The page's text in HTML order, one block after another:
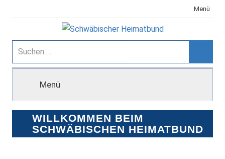
Inhalt
Menü
Schwäbischer
Heimatbund
Suchen
nach:
Menü
WILLKOMMEN BEIM
SCHWÄBISCHEN HEIMATBUND